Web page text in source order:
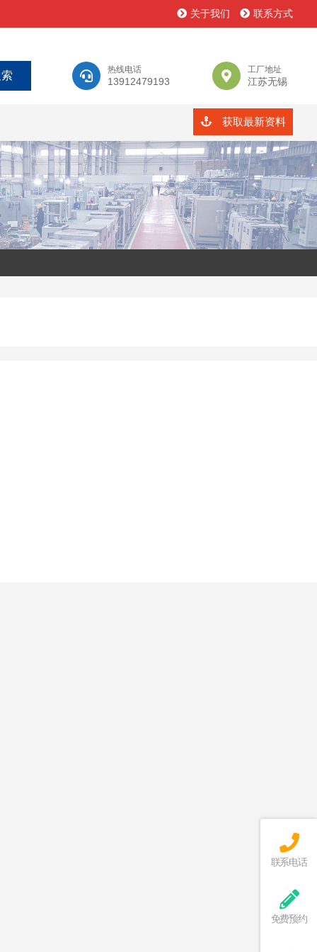
关于我们 联系方式
热线电话
13912479193
工厂地址
江苏无锡
获取最新资料
联系电话
免费预约